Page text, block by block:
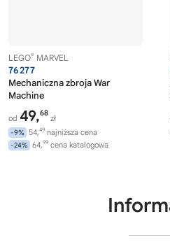
LEGO® MARVEL
76277
Mechaniczna zbroja War
Machine
od 49,68
zł
-9% 54,49 najniższa cena
-24% 64,99 cena katalogowa